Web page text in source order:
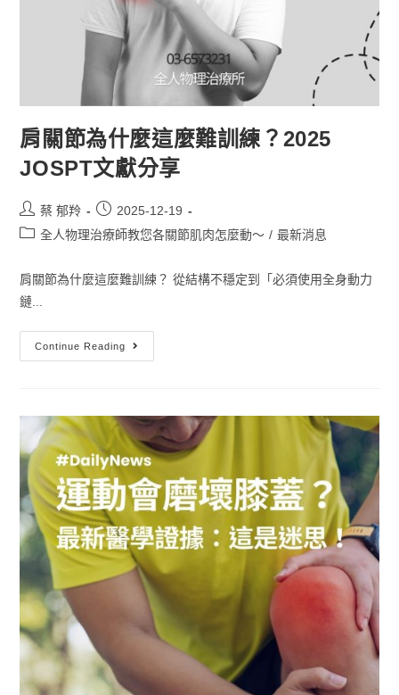
肩關節為什麼這麼難訓練？2025
JOSPT文獻分享
蔡 郁羚
2025-12-19
全人物理治療師教您各關節肌肉怎麼動～ / 最新消息
肩關節為什麼這麼難訓練？ 從結構不穩定到「必須使用全身動力
鏈...
Continue Reading